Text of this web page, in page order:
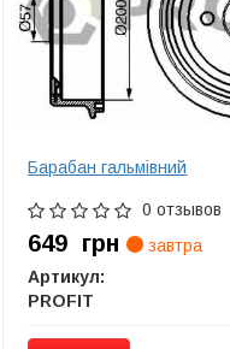
Барабан гальмівний
0 отзывов
649 грн
завтра
Артикул:
PROFIT